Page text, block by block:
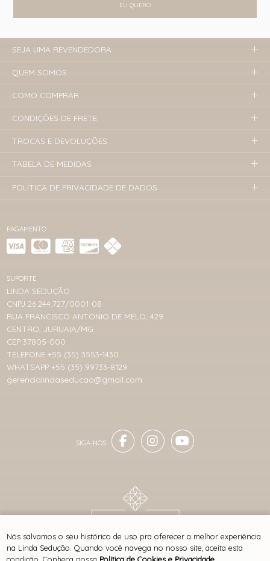
EU QUERO
PAGAMENTO
SUPORTE
LINDA SEDUÇÃO
CNPJ 26.244.727/0001-08
RUA FRANCISCO ANTONIO DE MELO, 429
CENTRO, JURUAIA/MG
CEP 37805-000
TELEFONE +55 (35) 3553-1430
WHATSAPP +55 (35) 99733-8129
gerencialindaseducao@gmail.com
SEJA UMA REVENDEDORA
QUEM SOMOS
COMO COMPRAR
CONDIÇÕES DE FRETE
TROCAS E DEVOLUÇÕES
TABELA DE MEDIDAS
POLÍTICA DE PRIVACIDADE DE DADOS
® TODOS DIREITOS RESERVADOS
Nós salvamos o seu histórico de uso pra oferecer a melhor experiência
na Linda Sedução. Quando você navega no nosso site, aceita esta